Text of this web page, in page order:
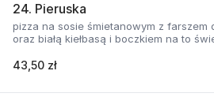
24. Pieruska
pizza na sosie śmietanowym z farszem
oraz białą kiełbasą i
43,50 zł